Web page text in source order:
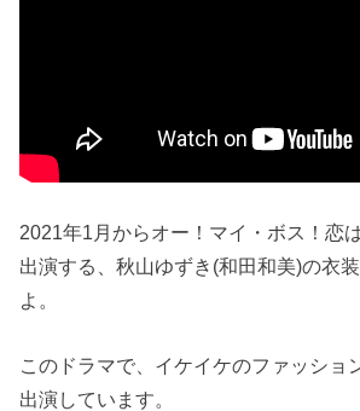
2021年1月からオー！マイ・ボス！恋
出演する、秋山ゆずき(和田和美)の衣
よ。
このドラマで、イケイケのファッショ
出演しています。